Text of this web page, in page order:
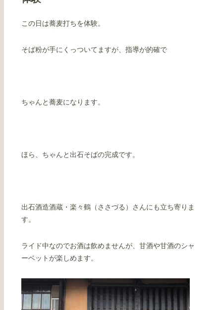
この日は蕎麦打ちを体験。
そば粉が手にくっついてますが、指導が的確で
ちゃんと蕎麦になります。
ほら、ちゃんと出石そばの完成です。
出石酒造酒蔵・楽々鶴（ささづる）さんにも立ち寄りま
す。
ライド中なのでお酒は飲めませんが、甘酒や甘酒のシャ
ーベットが楽しめます。